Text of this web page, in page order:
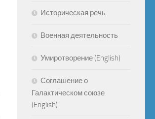
Историческая речь
Военная деятельность
Умиротворение (English)
Соглашение о
Галактическом союзе
(English)